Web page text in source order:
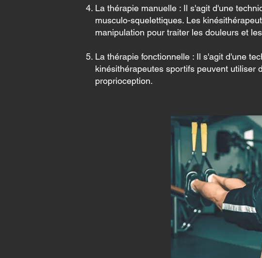
La thérapie manuelle : Il s'agit d'une
musculo-squelettiques. Les
manipulation pour traiter les douleurs et
La thérapie fonctionnelle : Il s'agit d'une
kinésithérapeutes sportifs peuvent utiliser
proprioception.